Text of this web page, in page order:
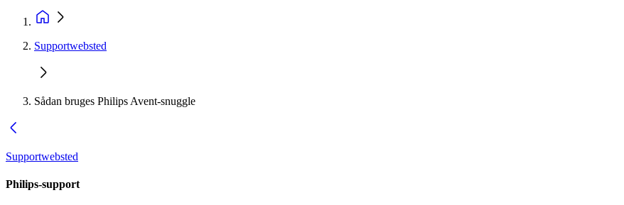
Supportwebsted
Sådan bruges Philips Avent-snuggle
Supportwebsted
Philips-support